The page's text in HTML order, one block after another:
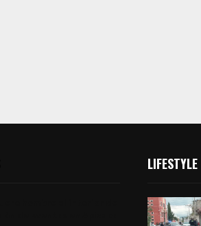
LIFESTYLE